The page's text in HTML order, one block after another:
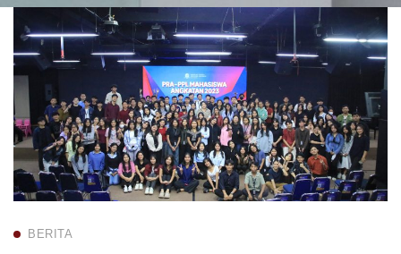
Kegiatan
Pra-
PPL
Angkatan
2023
BERITA